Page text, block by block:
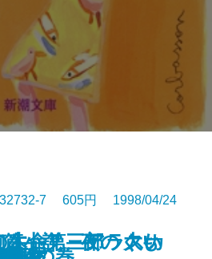
生命］―アラスカ
7 605円 1998/04/24
篇小説 夜のくも
木―第三部 大い